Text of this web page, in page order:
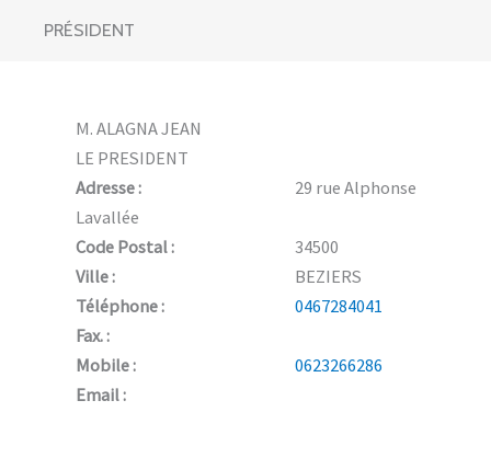
PRÉSIDENT
M. ALAGNA JEAN
LE PRESIDENT
Adresse :
29 rue Alphonse
Lavallée
Code Postal :
34500
Ville :
BEZIERS
Téléphone :
0467284041
Fax. :
Mobile :
0623266286
Email :